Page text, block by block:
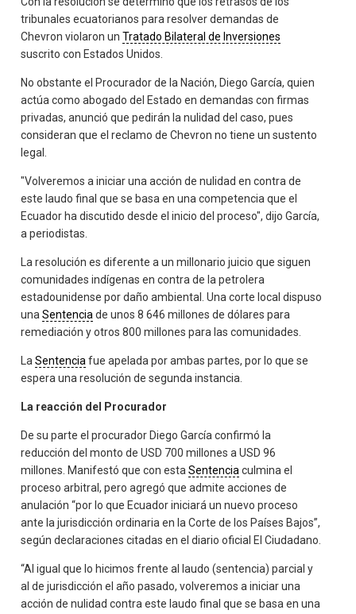
tribunales ecuatorianos para resolver demandas de
Chevron violaron unTratado Bilateral de Inversiones
suscrito con Estados Unidos.
No obstante el Procurador de la Nación, Diego García, quien
actúa como abogado del Estado en demandas con firmas
privadas, anunció que pedirán la nulidad del caso, pues
consideran que el reclamo de Chevron no tiene un sustento
legal.
"Volveremos a iniciar una acción de nulidad en contra de
este laudo final que se basa en una competencia que el
Ecuador ha discutido desde el inicio del proceso", dijo García,
a periodistas.
La resolución es diferente a un millonario juicio que siguen
comunidades indígenas en contra de la petrolera
estadounidense por daño ambiental. Una corte local dispuso
unaSentencia de unos 8 646 millones de dólares para
remediación y otros 800 millones para las comunidades.
LaSentencia fue apelada por ambas partes, por lo que se
espera una resolución de segunda instancia.
La reacción del Procurador
De su parte el procurador Diego García confirmó la
reducción del monto de USD 700 millones a USD 96
millones. Manifestó que con estaSentencia culmina el
proceso arbitral, pero agregó que admite acciones de
anulación “por lo que Ecuador iniciará un nuevo proceso
ante la jurisdicción ordinaria en la Corte de los Países Bajos”,
según declaraciones citadas en el diario oficial El Ciudadano.
“Al igual que lo hicimos frente al laudo (sentencia) parcial y
al de jurisdicción el año pasado, volveremos a iniciar una
acción de nulidad contra este laudo final que se basa en una